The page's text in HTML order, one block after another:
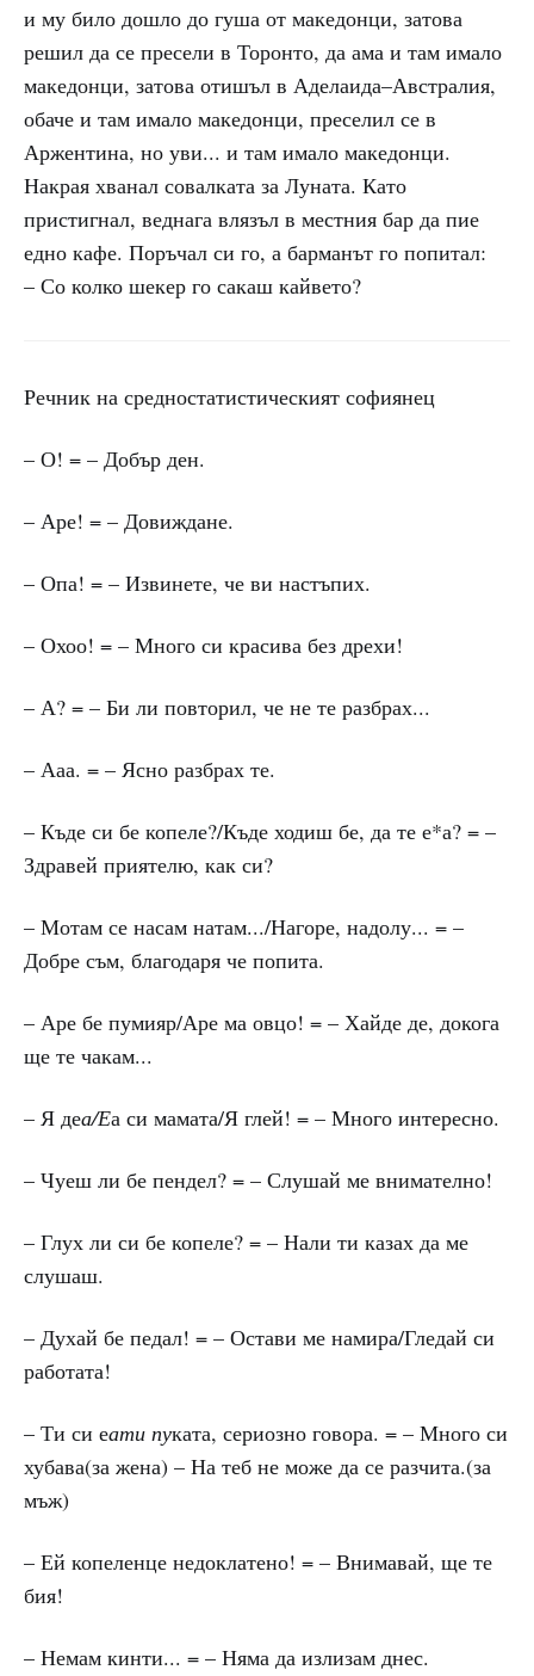
и му било дошло до гуша от македонци, затова
решил да се пресели в Торонто, да ама и там имало
македонци, затова отишъл в Аделаида–Австралия,
обаче и там имало македонци, преселил се в
Аржентина, но уви... и там имало македонци.
Накрая хванал совалката за Луната. Като
пристигнал, веднага влязъл в местния бар да пие
едно кафе. Поръчал си го, а барманът го попитал:
– Со колко шекер го сакаш кайвето?
Речник на средностатистическият софиянец
– О! = – Добър ден.
– Аре! = – Довиждане.
– Опа! = – Извинете, че ви настъпих.
– Охоо! = – Много си красива без дрехи!
– А? = – Би ли повторил, че не те разбрах...
– Ааа. = – Ясно разбрах те.
– Къде си бе копеле?/Къде ходиш бе, да те е*а? = –
Здравей приятелю, как си?
– Мотам се насам натам.../Нагоре, надолу... = –
Добре съм, благодаря че попита.
– Аре бе пумияр/Аре ма овцо! = – Хайде де, докога
ще те чакам...
– Я деа/Еа си мамата/Я глей! = – Много интересно.
– Чуеш ли бе пендел? = – Слушай ме внимателно!
– Глух ли си бе копеле? = – Нали ти казах да ме
слушаш.
– Духай бе педал! = – Остави ме намира/Гледай си
работата!
– Ти си еати пуката, сериозно говора. = – Много си
хубава(за жена) – На теб не може да се разчита.(за
мъж)
– Ей копеленце недоклатено! = – Внимавай, ще те
бия!
– Немам кинти... = – Няма да излизам днес.